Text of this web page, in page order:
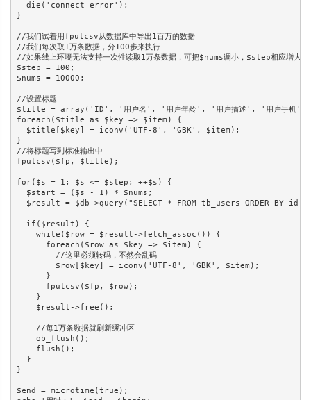
  die('connect error');
}
//我们试着用fputcsv从数据库中导出1百万的数据
//我们每次取1万条数据，分100步来执行
//如果线上环境无法支持一次性读取1万条数据，可把$nums调小，$step相应增大。
$step = 100;
$nums = 10000;
//设置标题
$title = array('ID', '用户名', '用户年龄', '用户描述', '用户手机', '
foreach($title as $key => $item) {
  $title[$key] = iconv('UTF-8', 'GBK', $item);
}
//将标题写到标准输出中
fputcsv($fp, $title);
for($s = 1; $s <= $step; ++$s) {
  $start = ($s - 1) * $nums;
$result = $db->query("SELECT * FROM tb_users ORDER BY id
  if($result) {
    while($row = $result->fetch_assoc()) {
      foreach($row as $key => $item) {
        //这里必须转码，不然会乱码
        $row[$key] = iconv('UTF-8', 'GBK', $item);
      }
      fputcsv($fp, $row);
    }
    $result->free();
    //每1万条数据就刷新缓冲区
    ob_flush();
    flush();
  }
}
$end = microtime(true);